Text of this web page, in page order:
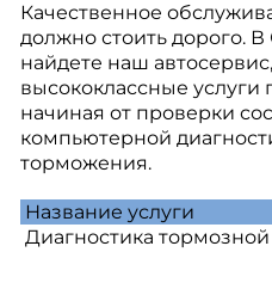
Качественное
должно стоить дорого.
найдете наш
высококлассные
начиная от проверки
компьютерной
торможения.
Название услуги
Диагностика